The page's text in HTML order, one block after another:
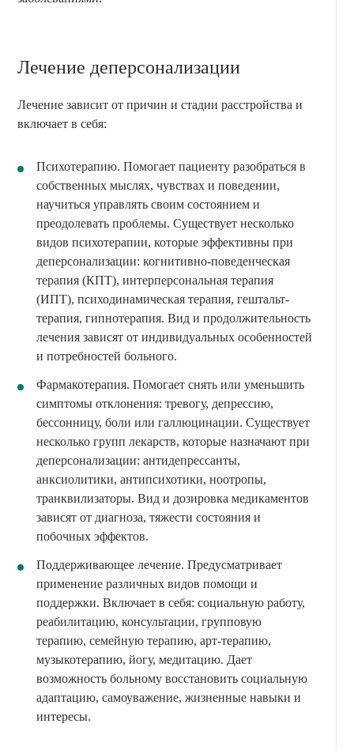
Лечение деперсонализации
Лечение зависит от причин и стадии расстройства и
включает в себя:
Психотерапию. Помогает пациенту разобраться в
собственных мыслях, чувствах и поведении,
научиться управлять своим состоянием и
преодолевать проблемы. Существует несколько
видов психотерапии, которые эффективны при
деперсонализации: когнитивно-поведенческая
терапия (КПТ), интерперсональная терапия
(ИПТ), психодинамическая терапия, гештальт-
терапия, гипнотерапия. Вид и продолжительность
лечения зависят от индивидуальных особенностей
и потребностей больного.
Фармакотерапия. Помогает снять или уменьшить
симптомы отклонения: тревогу, депрессию,
бессонницу, боли или галлюцинации. Существует
несколько групп лекарств, которые назначают при
деперсонализации: антидепрессанты,
анксиолитики, антипсихотики, ноотропы,
транквилизаторы. Вид и дозировка медикаментов
зависят от диагноза, тяжести состояния и
побочных эффектов.
Поддерживающее лечение. Предусматривает
применение различных видов помощи и
поддержки. Включает в себя: социальную работу,
реабилитацию, консультации, групповую
терапию, семейную терапию, арт-терапию,
музыкотерапию, йогу, медитацию. Дает
возможность больному восстановить социальную
адаптацию, самоуважение, жизненные навыки и
интересы.